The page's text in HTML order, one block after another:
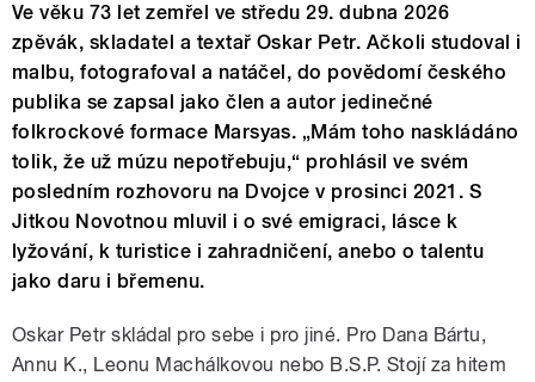
Ve věku 73 let zemřel ve středu 29. dubna 2026
zpěvák, skladatel a textař Oskar Petr. Ačkoli studoval i
malbu, fotografoval a natáčel, do povědomí českého
publika se zapsal jako člen a autor jedinečné
folkrockové formace Marsyas. „Mám toho naskládáno
tolik, že už múzu nepotřebuju,“ prohlásil ve svém
posledním rozhovoru na Dvojce v prosinci 2021. S
Jitkou Novotnou mluvil i o své emigraci, lásce k
lyžování, k turistice i zahradničení, anebo o talentu
jako daru i břemenu.
Oskar Petr skládal pro sebe i pro jiné. Pro Dana Bártu,
Annu K., Leonu Machálkovou nebo B.S.P. Stojí za hitem